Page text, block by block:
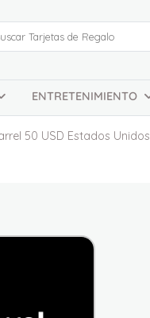
ENTRETENIMIENTO
50 USD Estados Unidos